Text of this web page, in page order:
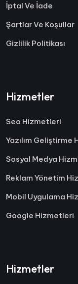
İptal Ve İade
Şartlar Ve Koşullar
Gizlilik Politikası
Hizmetler
Seo Hizmetleri
Yazılım Geliştirme
Sosyal Medya
Reklam Yönetim
Mobil Uygulama
Google Hizmetleri
Hizmetler